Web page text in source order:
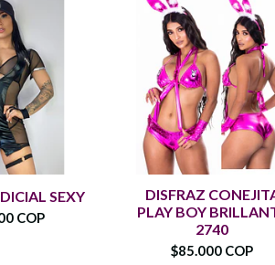
SEXY
COP
DISFRAZ
PLAY BOY
2740
$85.000 COP